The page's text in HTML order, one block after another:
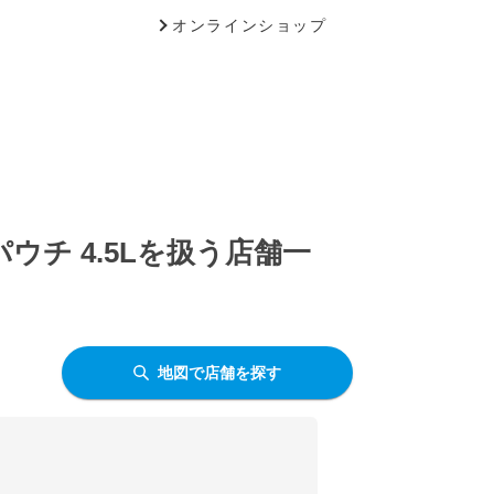
オンラインショップ
ウチ 4.5Lを扱う店舗一
地図で店舗を探す